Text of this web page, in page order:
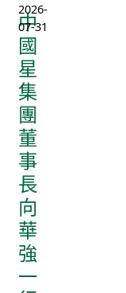
中
國
星
集
團
董
事
長
向
華
強
一
2026-
07-31